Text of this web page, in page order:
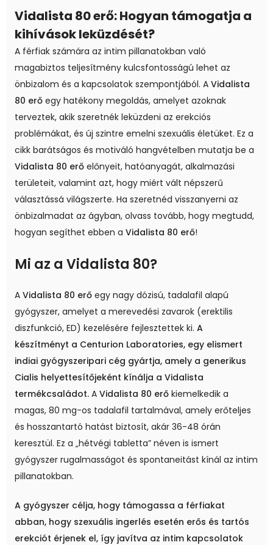
Vidalista 80 erő: Hogyan támogatja a
kihívások leküzdését?
A férfiak számára az intim pillanatokban való
magabiztos teljesítmény kulcsfontosságú lehet az
önbizalom és a kapcsolatok szempontjából. A Vidalista
80 erő egy hatékony megoldás, amelyet azoknak
terveztek, akik szeretnék leküzdeni az erekciós
problémákat, és új szintre emelni szexuális életüket. Ez a
cikk barátságos és motiváló hangvételben mutatja be a
Vidalista 80 erő előnyeit, hatóanyagát, alkalmazási
területeit, valamint azt, hogy miért vált népszerű
választássá világszerte. Ha szeretnéd visszanyerni az
önbizalmadat az ágyban, olvass tovább, hogy megtudd,
hogyan segíthet ebben a Vidalista 80 erő!
Mi az a Vidalista 80?
A Vidalista 80 erő egy nagy dózisú, tadalafil alapú
gyógyszer, amelyet a merevedési zavarok (erektilis
diszfunkció, ED) kezelésére fejlesztettek ki. A
készítményt a Centurion Laboratories, egy elismert
indiai gyógyszeripari cég gyártja, amely a generikus
Cialis helyettesítőjeként kínálja a Vidalista
termékcsaládot. A Vidalista 80 erő kiemelkedik a
magas, 80 mg-os tadalafil tartalmával, amely erőteljes
és hosszantartó hatást biztosít, akár 36-48 órán
keresztül. Ez a „hétvégi tabletta” néven is ismert
gyógyszer rugalmasságot és spontaneitást kínál az intim
pillanatokban.
A gyógyszer célja, hogy támogassa a férfiakat
abban, hogy szexuális ingerlés esetén erős és tartós
erekciót érjenek el, így javítva az intim kapcsolatok